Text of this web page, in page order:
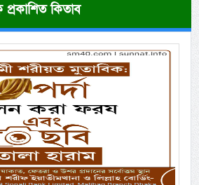
কিতাব